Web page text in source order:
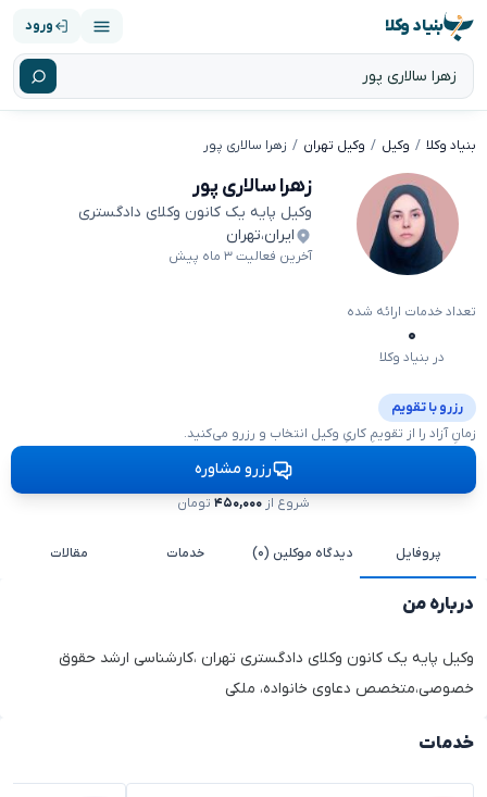
بنیاد وکلا ورود
بنیاد وکلا وکیل وکیل تهران زهرا سالاری پور
زهرا سالاری پور
وکیل پایه یک کانون وکلای دادگستری
ایران،تهران
آخرین فعالیت ۳ ماه پیش
تعداد خدمات ارائه شده
۰
در بنیاد وکلا
رزرو با تقویم
زمانِ آزاد را از تقویمِ کاریِ وکیل انتخاب و رزرو می‌کنید.
رزرو مشاوره
شروع از ۴۵۰,۰۰۰تومان
پروفایل دیدگاه موکلین (۰) خدمات مقالات
درباره من
وکیل پایه یک کانون وکلای دادگستری تهران ،کارشناسی ارشد حقوق
خصوصی،متخصص دعاوی خانواده، ملکی
خدمات